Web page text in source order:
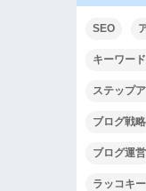
SEO
キーワー
ステップ
ブログ戦略
ブログ運営
ラッコキ